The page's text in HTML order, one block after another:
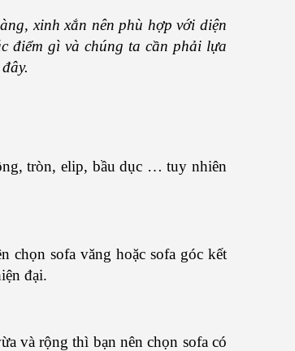
xinh xắn nên phù hợp với diện
điểm gì và chúng ta cần phải lựa
tròn, elip, bầu dục … tuy nhiên
chọn sofa văng hoặc sofa góc kết
đại.
và rộng thì bạn nên chọn sofa có